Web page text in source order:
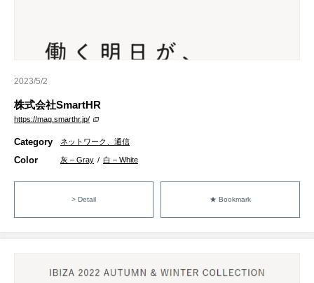
2023/5/2
株式会社SmartHR
https://mag.smarthr.jp/
Category ネットワーク、通信
Color 灰 – Gray / 白 – White
> Detail ★ Bookmark